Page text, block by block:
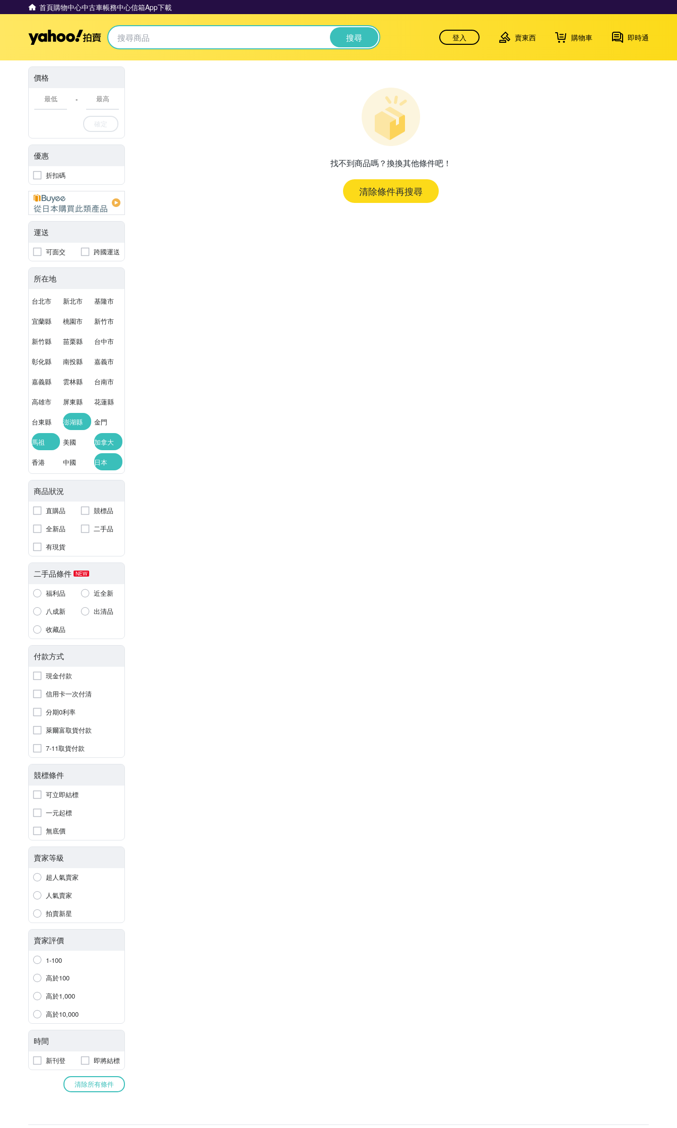
首頁購物中心中古車帳務中心信箱App下載
Yahoo拍賣 搜尋 登入 賣東西 購物車 即時通
價格
-
確定
優惠
折扣碼
運送
可面交 跨國運送
所在地
台北市 新北市 基隆市
宜蘭縣 桃園市 新竹市
新竹縣 苗栗縣 台中市
彰化縣 南投縣 嘉義市
嘉義縣 雲林縣 台南市
高雄市 屏東縣 花蓮縣
台東縣 澎湖縣 金門
馬祖 美國 加拿大
香港 中國 日本
商品狀況
直購品
競標品
全新品
二手品
有現貨
二手品條件 NEW
福利品
近全新
八成新
出清品
收藏品
付款方式
現金付款
信用卡一次付清
分期0利率
萊爾富取貨付款
7-11取貨付款
競標條件
可立即結標
一元起標
無底價
賣家等級
超人氣賣家
人氣賣家
拍賣新星
賣家評價
1-100
高於100
高於1,000
高於10,000
時間
新刊登 即將結標
清除所有條件
找不到商品嗎？換換其他條件吧！
清除條件再搜尋